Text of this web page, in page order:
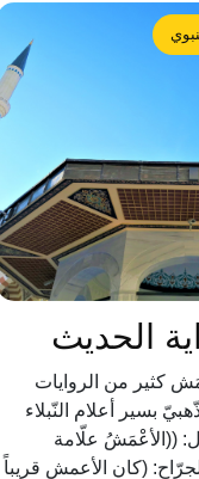
الحديث
كثير من الروايات
بسير أعلام النّبلاء
((الأعْمَشُ علّامة
(كان الأعمش قريباً